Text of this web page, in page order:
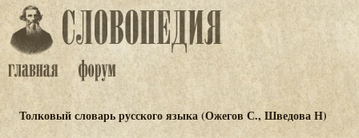
Толковый словарь русского языка (Ожегов С., Шведова Н)